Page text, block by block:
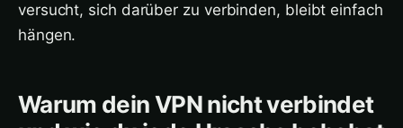
versucht, sich darüber zu verbinden, bleibt einfach
hängen.
Warum dein VPN nicht verbindet